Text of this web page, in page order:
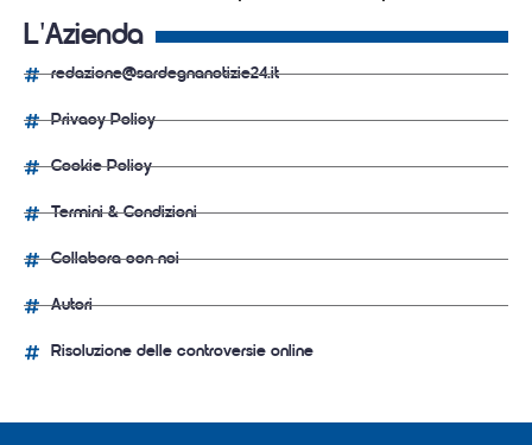
L'Azienda
redazione@sardegnanotizie24.it
Privacy Policy
Cookie Policy
Termini & Condizioni
Collabora con noi
Autori
Risoluzione delle controversie online